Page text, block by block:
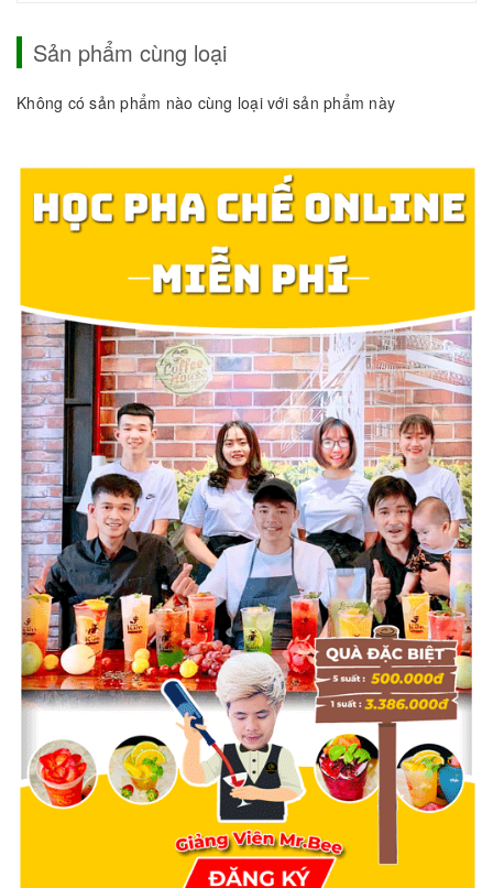
Sản phẩm cùng loại
Không có sản phẩm nào cùng loại với sản phẩm này